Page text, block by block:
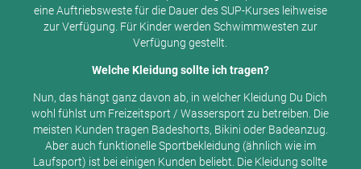
eine Auftriebsweste für die Dauer des SUP-Kurses leihweise
zur Verfügung. Für Kinder werden Schwimmwesten zur
Verfügung gestellt.
Welche Kleidung sollte ich tragen?
Nun, das hängt ganz davon ab, in welcher Kleidung Du Dich
wohl fühlst um Freizeitsport / Wassersport zu betreiben. Die
meisten Kunden tragen Badeshorts, Bikini oder Badeanzug.
Aber auch funktionelle Sportbekleidung (ähnlich wie im
Laufsport) ist bei einigen Kunden beliebt. Die Kleidung sollte